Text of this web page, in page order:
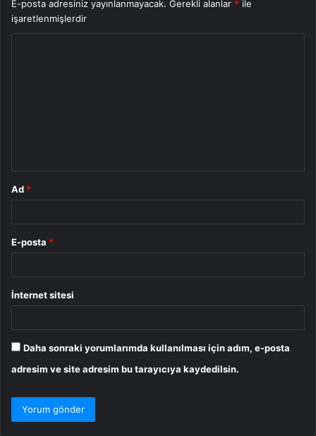
E-posta adresiniz yayınlanmayacak. Gerekli alanlar * ile
işaretlenmişlerdir
Ad *
E-posta *
İnternet sitesi
Daha sonraki yorumlarımda kullanılması için adım, e-posta
adresim ve site adresim bu tarayıcıya kaydedilsin.